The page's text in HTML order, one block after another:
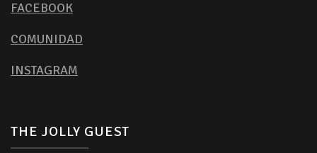
FACEBOOK
COMUNIDAD
INSTAGRAM
THE JOLLY GUEST